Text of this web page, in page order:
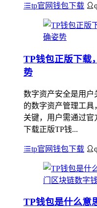
tp官网钱包下载
TP钱包正版下载
势
数字资产安全是用户
的数字资产管理工
关键，用户需通过
下载正版TP钱...
tp官网钱包下载
TP钱包是什么意